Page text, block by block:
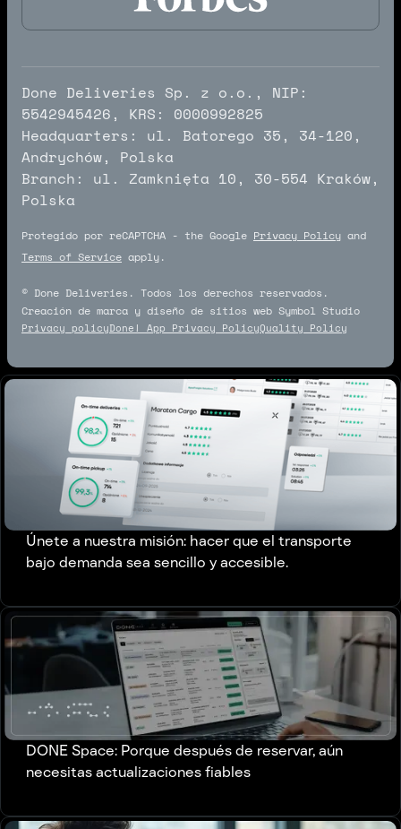
Done Deliveries Sp. z o.o., NIP:
5542945426, KRS: 0000992825
Headquarters: ul. Batorego 35, 34-120,
Andrychów, Polska
Branch: ul. Zamknięta 10, 30-554 Kraków,
Polska
Protegido por reCAPTCHA - the Google Privacy Policy and
Terms of Service apply.
© Done Deliveries. Todos los derechos reservados.
Creación de marca y diseño de sitios web Symbol Studio
Privacy policyDone! App Privacy PolicyQuality Policy
Únete a nuestra misión: hacer que el transporte
bajo demanda sea sencillo y accesible.
DONE Space: Porque después de reservar, aún
necesitas actualizaciones fiables